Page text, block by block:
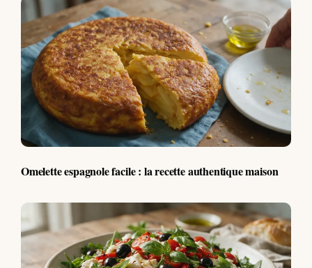
Omelette espagnole facile : la recette authentique maison